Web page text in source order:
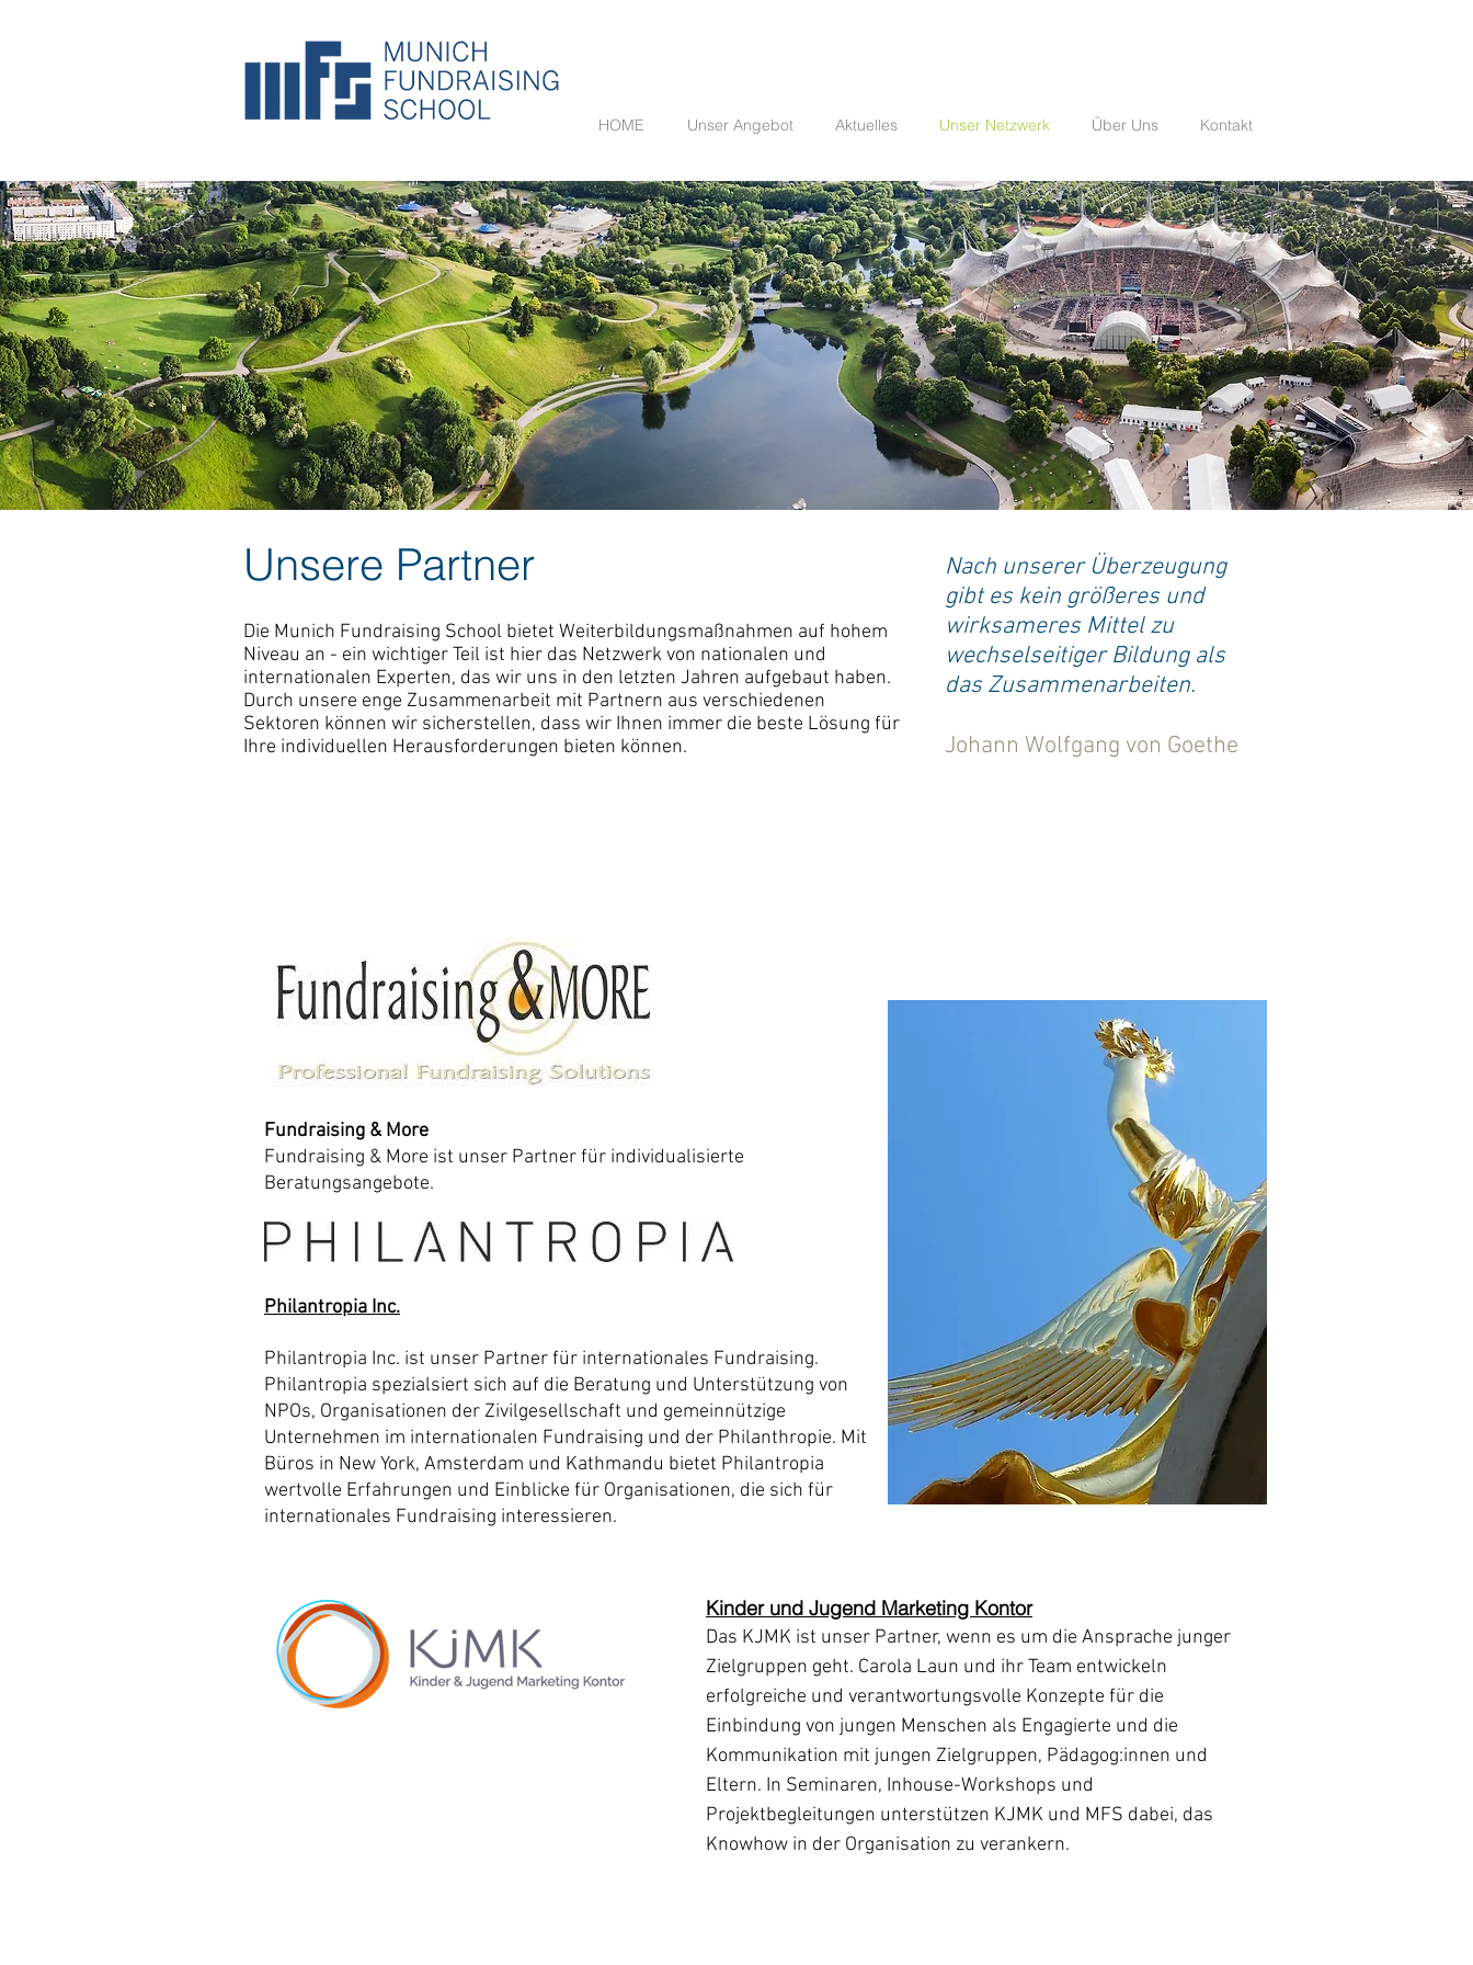
HOME Unser Angebot Aktuelles Unser Netzwerk Über Uns Kontakt
Unsere Partner
Die Munich Fundraising School bietet Weiterbildungsmaßnahmen auf hohem
Niveau an - ein wichtiger Teil ist hier das Netzwerk von nationalen und
internationalen Experten, das wir uns in den letzten Jahren aufgebaut haben.
Durch unsere enge Zusammenarbeit mit Partnern aus verschiedenen
Sektoren können wir sicherstellen, dass wir Ihnen immer die beste Lösung für
Ihre individuellen Herausforderungen bieten können.
Nach unserer Überzeugung
gibt es kein größeres und
wirksameres Mittel zu
wechselseitiger Bildung als
das Zusammenarbeiten.
Johann Wolfgang von Goethe
Fundraising & More
Fundraising & More ist unser Partner für individualisierte
Beratungsangebote.
Philantropia Inc.
Philantropia Inc. ist unser Partner für internationales Fundraising.
Philantropia spezialsiert sich auf die Beratung und Unterstützung von
NPOs, Organisationen der Zivilgesellschaft und gemeinnützige
Unternehmen im internationalen Fundraising und der Philanthropie. Mit
Büros in New York, Amsterdam und Kathmandu bietet Philantropia
wertvolle Erfahrungen und Einblicke für Organisationen, die sich für
internationales Fundraising interessieren.
Kinder und Jugend Marketing Kontor
Das KJMK ist unser Partner, wenn es um die Ansprache junger
Zielgruppen geht. Carola Laun und ihr Team entwickeln
erfolgreiche und verantwortungsvolle Konzepte für die
Einbindung von jungen Menschen als Engagierte und die
Kommunikation mit jungen Zielgruppen, Pädagog:innen und
Eltern. In Seminaren, Inhouse-Workshops und
Projektbegleitungen unterstützen KJMK und MFS dabei, das
Knowhow in der Organisation zu verankern.